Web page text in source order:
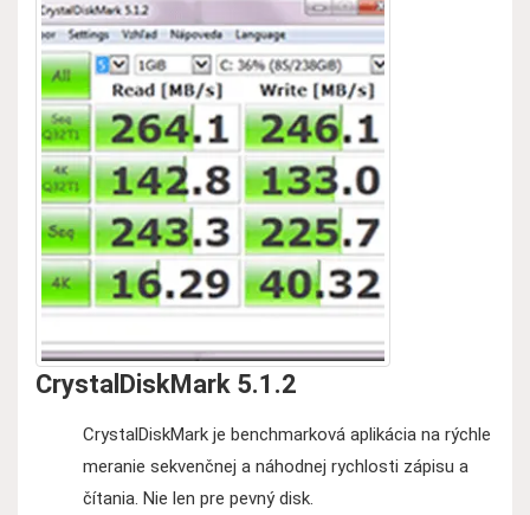
CrystalDiskMark 5.1.2
CrystalDiskMark je benchmarková aplikácia na rýchle
meranie sekvenčnej a náhodnej rychlosti zápisu a
čítania. Nie len pre pevný disk.